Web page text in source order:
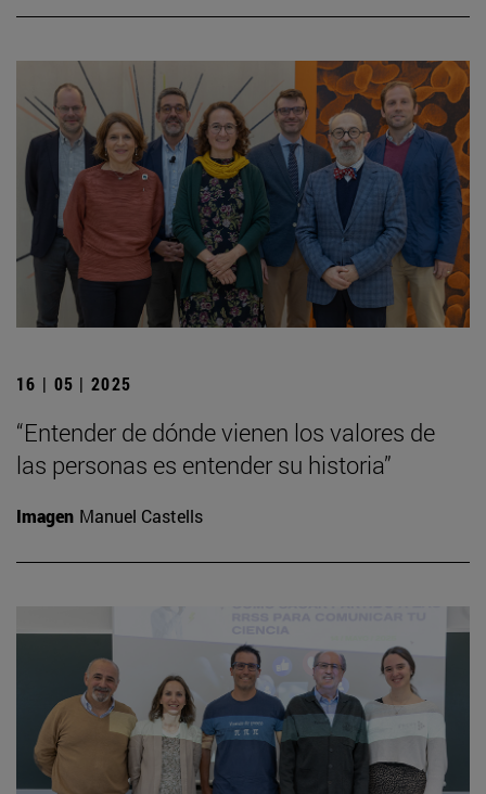
16 | 05 | 2025
“Entender de dónde vienen los valores de
las personas es entender su historia”
Imagen Manuel Castells